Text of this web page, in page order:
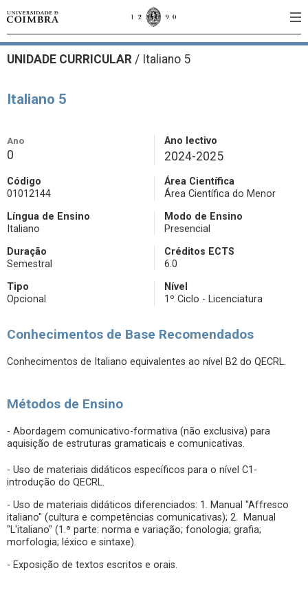
UNIDADE CURRICULAR / Italiano 5
Italiano 5
Ano
0
Ano lectivo
2024-2025
Código
01012144
Área Científica
Área Científica do Menor
Língua de Ensino
Italiano
Modo de Ensino
Presencial
Duração
Semestral
Créditos ECTS
6.0
Tipo
Opcional
Nível
1º Ciclo - Licenciatura
Conhecimentos de Base Recomendados
Conhecimentos de Italiano equivalentes ao nível B2 do QECRL.
Métodos de Ensino
- Abordagem comunicativo-formativa (não exclusiva) para
aquisição de estruturas gramaticais e comunicativas.
- Uso de materiais didáticos específicos para o nível C1-
introdução do QECRL.
- Uso de materiais didáticos diferenciados: 1. Manual "Affresco
italiano" (cultura e competências comunicativas); 2. Manual
"L'italiano" (1.ª parte: norma e variação; fonologia; grafia;
morfologia; léxico e sintaxe).
- Exposição de textos escritos e orais.